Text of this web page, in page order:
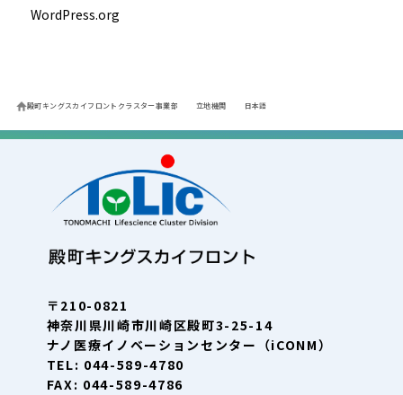
WordPress.org
殿町キングスカイフロントクラスター事業部 立地機関 日本語
〒210-0821
神奈川県川崎市川崎区殿町3-25-14
ナノ医療イノベーションセンター（iCONM）
TEL: 044-589-4780
FAX: 044-589-4786